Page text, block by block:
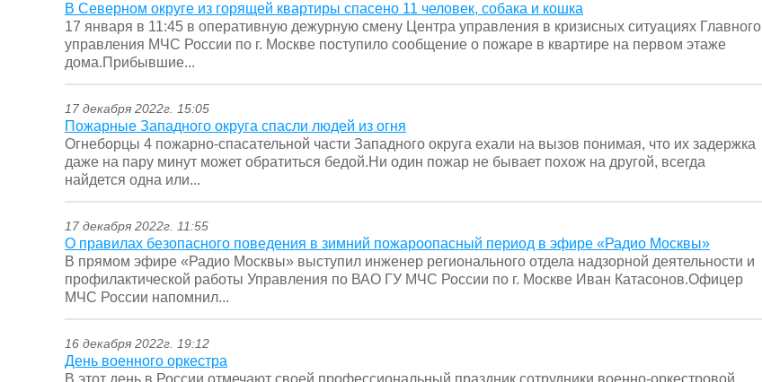
В Северном округе из горящей квартиры спасено 11 человек, собака и кошка
17 января в 11:45 в оперативную дежурную смену Центра управления в кризисных ситуациях Главного
управления МЧС России по г. Москве поступило сообщение о пожаре в квартире на первом этаже
дома.Прибывшие...
17 декабря 2022г. 15:05
Пожарные Западного округа спасли людей из огня
Огнеборцы 4 пожарно-спасательной части Западного округа ехали на вызов понимая, что их задержка
даже на пару минут может обратиться бедой.Ни один пожар не бывает похож на другой, всегда
найдется одна или...
17 декабря 2022г. 11:55
О правилах безопасного поведения в зимний пожароопасный период в эфире «Радио Москвы»
В прямом эфире «Радио Москвы» выступил инженер регионального отдела надзорной деятельности и
профилактической работы Управления по ВАО ГУ МЧС России по г. Москве Иван Катасонов.Офицер
МЧС России напомнил...
16 декабря 2022г. 19:12
День военного оркестра